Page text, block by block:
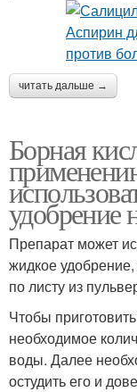
читать дальше →
Борная
удобрение
Препарат может
жидкое
по листу из
Чтобы
необходимое
воды. Далее
остудить его и